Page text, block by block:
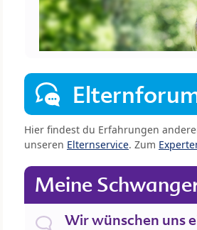
Hier findest du Erfahrungen
unseren Elternservice. Zum
Meine
Wir wünschen uns